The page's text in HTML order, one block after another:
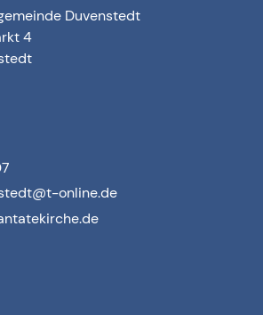
Duvenstedt
4
online.​de